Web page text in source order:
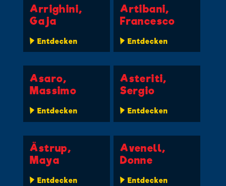
Arrighini,
Gaja
Entdecken
Artibani,
Francesco
Entdecken
Asaro,
Massimo
Entdecken
Asteriti,
Sergio
Entdecken
Ästrup,
Maya
Entdecken
Avenell,
Donne
Entdecken